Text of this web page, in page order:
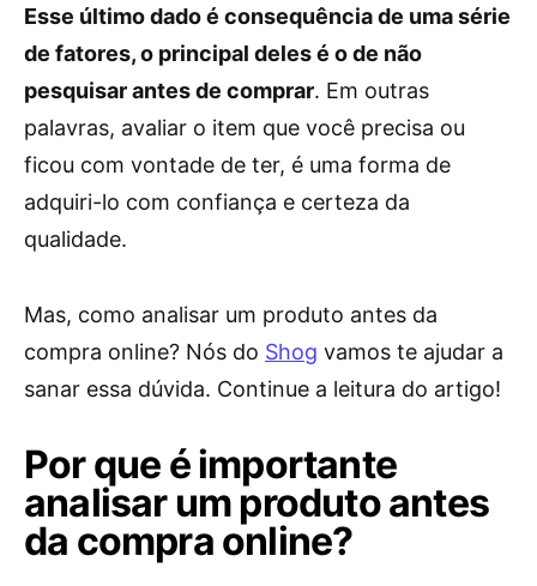
Esse último dado é consequência de uma série
de fatores, o principal deles é o de não
pesquisar antes de comprar. Em outras
palavras, avaliar o item que você precisa ou
ficou com vontade de ter, é uma forma de
adquiri-lo com confiança e certeza da
qualidade.
Mas, como analisar um produto antes da
compra online? Nós do Shog vamos te ajudar a
sanar essa dúvida. Continue a leitura do artigo!
Por que é importante
analisar um produto antes
da compra online?